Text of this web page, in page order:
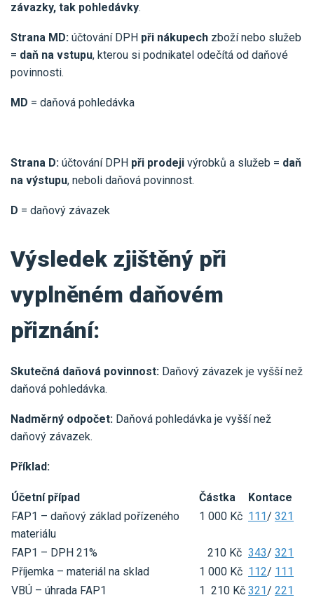
závazky, tak pohledávky.
Strana MD: účtování DPH při nákupech zboží nebo služeb
= daň na vstupu, kterou si podnikatel odečítá od daňové
povinnosti.
MD = daňová pohledávka
Strana D: účtování DPH při prodeji výrobků a služeb = daň
na výstupu, neboli daňová povinnost.
D = daňový závazek
Výsledek zjištěný při
vyplněném daňovém
přiznání:
Skutečná daňová povinnost: Daňový závazek je vyšší než
daňová pohledávka.
Nadměrný odpočet: Daňová pohledávka je vyšší než
daňový závazek.
Příklad:
Účetní případ Částka
Kontace
FAP1 – daňový základ pořízeného
materiálu
1 000 Kč 111/ 321
FAP1 – DPH 21% 210 Kč 343/ 321
Příjemka – materiál na sklad
1 000 Kč 112/ 111
VBÚ – úhrada FAP1
1 210 Kč 321/ 221